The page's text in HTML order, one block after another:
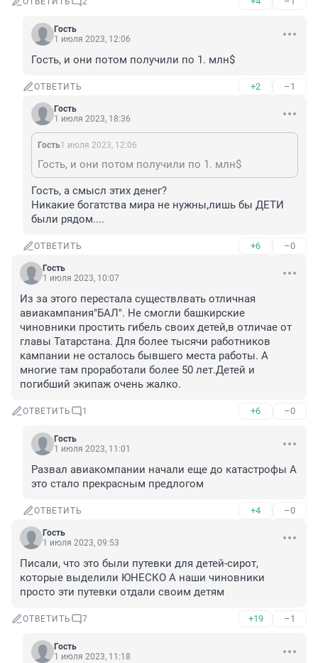
Гость
1 июля 2023, 12:06
Гость, и они потом получили по 1. млн$
ОТВЕТИТЬ +2 –1
Гость
1 июля 2023, 18:36
Гость1 июля 2023, 12:06
Гость, и они потом получили по 1. млн$
Гость, а смысл этих денег?
Никакие богатства мира не нужны,лишь бы ДЕТИ
были рядом....
ОТВЕТИТЬ +6 –0
Гость
1 июля 2023, 10:07
Из за этого перестала существлвать отличная
авиакампания"БАЛ". Не смогли башкирские
чиновники простить гибель своих детей,в отличае от
главы Татарстана. Для более тысячи работников
кампании не осталось бывшего места работы. А
многие там проработали более 50 лет.Детей и
погибший экипаж очень жалко.
ОТВЕТИТЬ 1 +6 –0
Гость
1 июля 2023, 11:01
Развал авиакомпании начали еще до катастрофы А
это стало прекрасным предлогом
ОТВЕТИТЬ +4 –0
Гость
1 июля 2023, 09:53
Писали, что это были путевки для детей-сирот,
которые выделили ЮНЕСКО А наши чиновники
просто эти путевки отдали своим детям
ОТВЕТИТЬ 7 +19 –1
Гость
1 июля 2023, 11:18